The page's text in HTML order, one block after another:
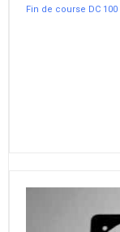
Fin de course DC 100